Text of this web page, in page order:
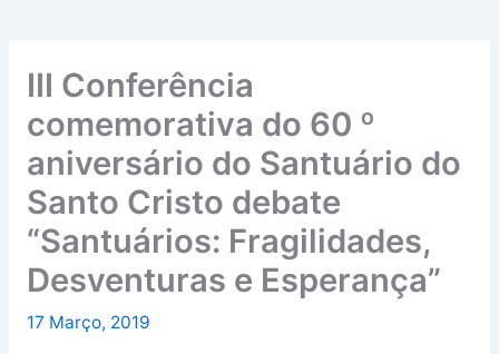
III Conferência
comemorativa do 60 º
aniversário do Santuário do
Santo Cristo debate
“Santuários: Fragilidades,
Desventuras e Esperança”
17 Março, 2019